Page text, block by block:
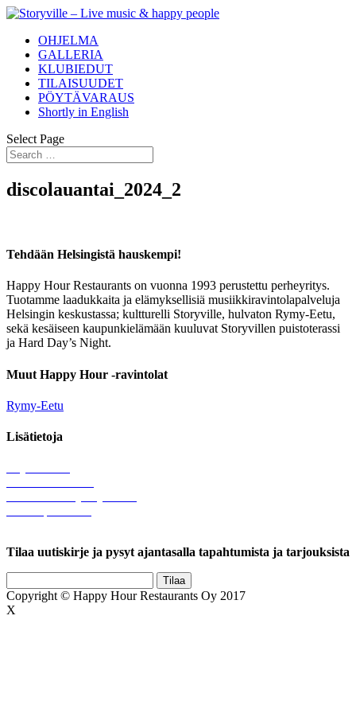
OHJELMA
GALLERIA
KLUBIEDUT
TILAISUUDET
PÖYTÄVARAUS
Shortly in English
Select Page
discolauantai_2024_2
Tehdään Helsingistä hauskempi!
Happy Hour Restaurants on vuonna 1993 perustettu perheyritys.
Tuotamme laadukkaita ja elämyksellisiä musiikkiravintolapalveluja
Helsingin keskustassa; kultturelli Storyville, hulvaton Rymy-Eetu,
sekä kesäiseen kaupunkielämään kuuluvat Storyvillen puistoterassi
ja Hard Day’s Night.
Muut Happy Hour -ravintolat
Rymy-Eetu
Lisätietoja
Tilaa uutiskirje ja pysyt ajantasalla tapahtumista ja tarjouksista
Copyright © Happy Hour Restaurants Oy 2017
X